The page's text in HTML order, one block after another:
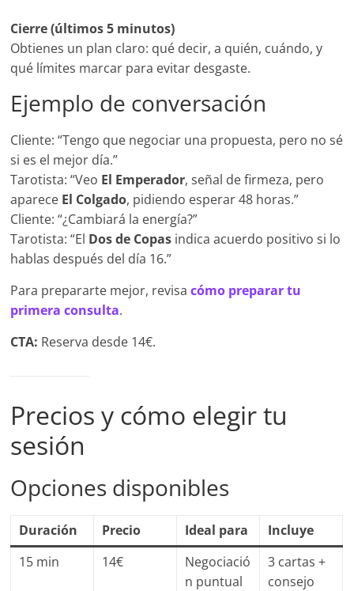
Cierre (últimos 5 minutos)
Obtienes un plan claro: qué decir, a quién, cuándo, y
qué límites marcar para evitar desgaste.
Ejemplo de conversación
Cliente: “Tengo que negociar una propuesta, pero no sé
si es el mejor día.”
Tarotista: “Veo El Emperador, señal de firmeza, pero
aparece El Colgado, pidiendo esperar 48 horas.”
Cliente: “¿Cambiará la energía?”
Tarotista: “El Dos de Copas indica acuerdo positivo si lo
hablas después del día 16.”
Para prepararte mejor, revisacómo preparar tu
primera consulta.
CTA: Reserva desde 14€.
Precios y cómo elegir tu
sesión
Opciones disponibles
Duración Precio Ideal para
Incluye
15 min
14€
Negociació
n puntual
3 cartas +
consejo